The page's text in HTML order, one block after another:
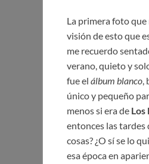
La primera foto que
visión de esto que
me recuerdo
verano, quieto y
fue el álbum blanco,
único y pequeño
menos si era de Los
entonces las tardes
cosas? ¿O sí se lo
esa época en